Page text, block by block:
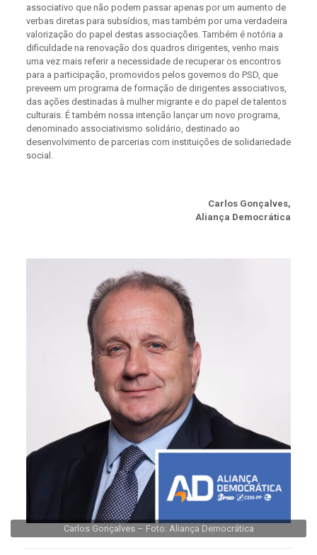
associativo que não podem passar apenas por um aumento de
verbas diretas para subsídios, mas também por uma verdadeira
valorização do papel destas associações. Também é notória a
dificuldade na renovação dos quadros dirigentes, venho mais
uma vez mais referir a necessidade de recuperar os encontros
para a participação, promovidos pelos governos do PSD, que
preveem um programa de formação de dirigentes associativos,
das ações destinadas à mulher migrante e do papel de talentos
culturais. É também nossa intenção lançar um novo programa,
denominado associativismo solidário, destinado ao
desenvolvimento de parcerias com instituições de solidariedade
social.
Carlos Gonçalves,
Aliança Democrática
Carlos Gonçalves – Foto: Aliança Democrática